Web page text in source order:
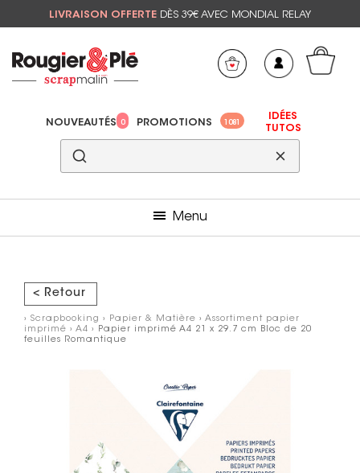
LIVRAISON OFFERTE DÈS 39€ AVEC MONDIAL RELAY
NOUVEAUTÉS 0 PROMOTIONS 1081
IDÉES
TUTOS
Menu
< Retour
› Scrapbooking › Papier & Matière › Assortiment papier
imprimé › A4 › Papier imprimé A4 21 x 29.7 cm Bloc de 20
feuilles Romantique